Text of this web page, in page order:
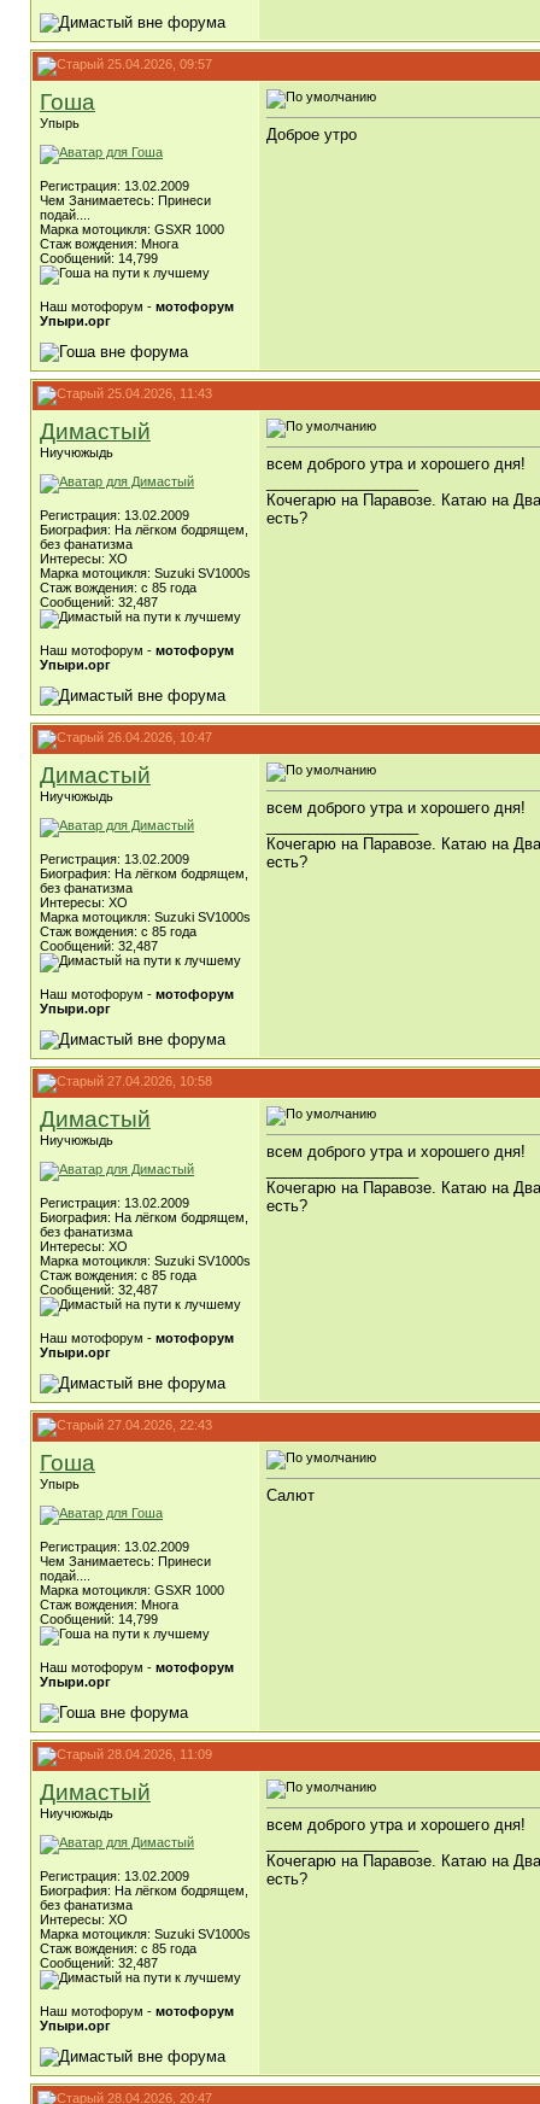
25.04.2026, 09:57
Гоша
Упырь
Регистрация: 13.02.2009
Чем Занимаетесь: Принеси
подай....
Марка мотоцикля: GSXR 1000
Стаж вождения: Многа
Сообщений: 14,799
Наш мотофорум - мотофорум
Упыри.орг
Доброе утро
25.04.2026, 11:43
Димастый
Ниучюжыдь
Регистрация: 13.02.2009
Биография: На лёгком бодрящем,
без фанатизма
Интересы: ХО
Марка мотоцикля: Suzuki SV1000s
Стаж вождения: с 85 года
Сообщений: 32,487
Наш мотофорум - мотофорум
Упыри.орг
всем доброго утра и хорошего дня!
Кочегарю на Паравозе. Катаю на
есть?
26.04.2026, 10:47
Димастый
Ниучюжыдь
Регистрация: 13.02.2009
Биография: На лёгком бодрящем,
без фанатизма
Интересы: ХО
Марка мотоцикля: Suzuki SV1000s
Стаж вождения: с 85 года
Сообщений: 32,487
Наш мотофорум - мотофорум
Упыри.орг
всем доброго утра и хорошего дня!
Кочегарю на Паравозе. Катаю на
есть?
27.04.2026, 10:58
Димастый
Ниучюжыдь
Регистрация: 13.02.2009
Биография: На лёгком бодрящем,
без фанатизма
Интересы: ХО
Марка мотоцикля: Suzuki SV1000s
Стаж вождения: с 85 года
Сообщений: 32,487
Наш мотофорум - мотофорум
Упыри.орг
всем доброго утра и хорошего дня!
Кочегарю на Паравозе. Катаю на
есть?
27.04.2026, 22:43
Гоша
Упырь
Регистрация: 13.02.2009
Чем Занимаетесь: Принеси
подай....
Марка мотоцикля: GSXR 1000
Стаж вождения: Многа
Сообщений: 14,799
Наш мотофорум - мотофорум
Упыри.орг
Салют
28.04.2026, 11:09
Димастый
Ниучюжыдь
Регистрация: 13.02.2009
Биография: На лёгком бодрящем,
без фанатизма
Интересы: ХО
Марка мотоцикля: Suzuki SV1000s
Стаж вождения: с 85 года
Сообщений: 32,487
Наш мотофорум - мотофорум
Упыри.орг
всем доброго утра и хорошего дня!
Кочегарю на Паравозе. Катаю на
есть?
28.04.2026, 20:47